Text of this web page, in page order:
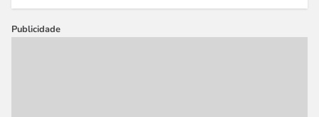
Publicidade